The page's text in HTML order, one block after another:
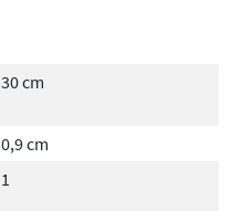
30 cm
0,9 cm
1